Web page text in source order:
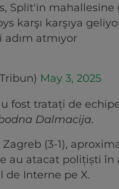
Split'in mahallesine
karşı karşıya
atmıyor
May 3, 2025
fost trataţi de
Dalmacija.
(3-1),
au atacat poliţişti în
Interne pe X.